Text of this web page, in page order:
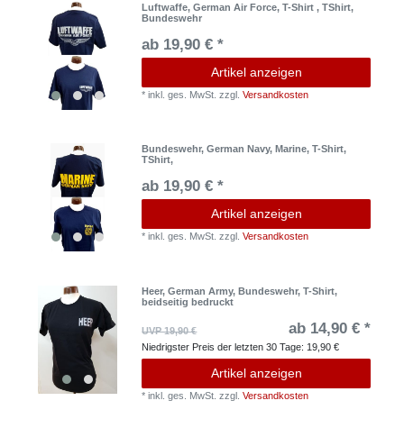
Luftwaffe, German Air Force, T-Shirt , TShirt,
Bundeswehr
ab 19,90 € *
Artikel anzeigen
*inkl. ges. MwSt. zzgl.Versandkosten
Bundeswehr, German Navy, Marine, T-Shirt,
TShirt,
ab 19,90 € *
Artikel anzeigen
*inkl. ges. MwSt. zzgl.Versandkosten
Heer, German Army, Bundeswehr, T-Shirt,
beidseitig bedruckt
UVP 19,90 € ab 14,90 € *
Niedrigster Preis der letzten 30 Tage: 19,90 €
Artikel anzeigen
*inkl. ges. MwSt. zzgl.Versandkosten